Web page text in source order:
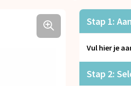
Stap 1:
Vul hier je
Stap 2: